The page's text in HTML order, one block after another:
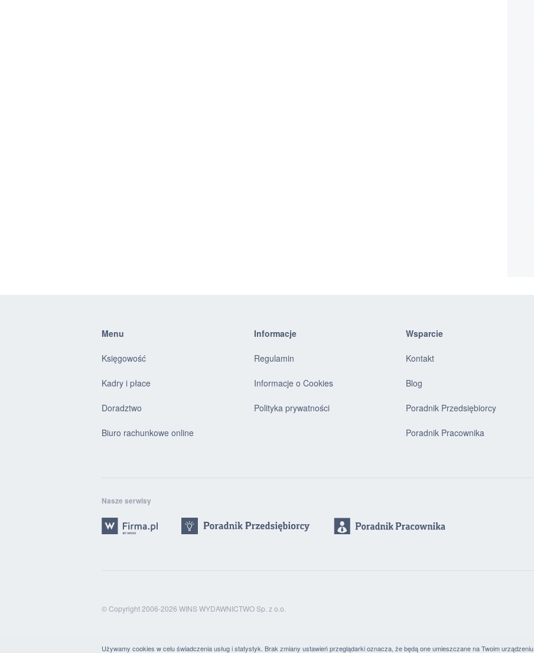
Menu
Księgowość
Kadry i płace
Doradztwo
Biuro rachunkowe online
Informacje
Regulamin
Informacje o Cookies
Polityka prywatności
Wsparcie
Kontakt
Blog
Poradnik Przedsiębiorcy
Poradnik Pracownika
Nasze serwisy
© Copyright 2006-2026 WINS WYDAWNICTWO Sp. z o.o.
Używamy cookies w celu świadczenia usług i statystyk. Brak zmiany ustawień przeglądarki oznacza, że będą one umieszczane na Twoim urządzeniu.